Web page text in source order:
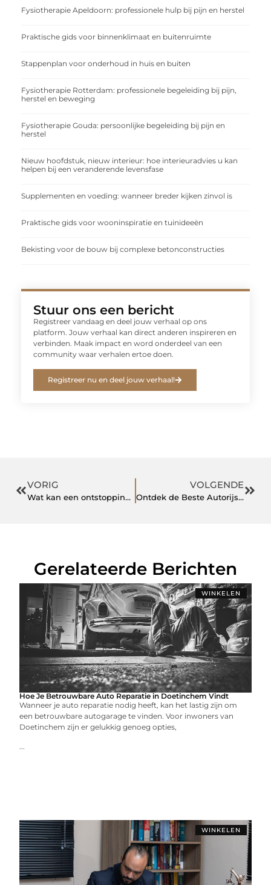
Fysiotherapie Apeldoorn: professionele hulp bij pijn en herstel
Praktische gids voor binnenklimaat en buitenruimte
Stappenplan voor onderhoud in huis en buiten
Fysiotherapie Rotterdam: professionele begeleiding bij pijn,
herstel en beweging
Fysiotherapie Gouda: persoonlijke begeleiding bij pijn en
herstel
Nieuw hoofdstuk, nieuw interieur: hoe interieuradvies u kan
helpen bij een veranderende levensfase
Supplementen en voeding: wanneer breder kijken zinvol is
Praktische gids voor wooninspiratie en tuinideeën
Bekisting voor de bouw bij complexe betonconstructies
Stuur ons een bericht
Registreer vandaag en deel jouw verhaal op ons
platform. Jouw verhaal kan direct anderen inspireren en
verbinden. Maak impact en word onderdeel van een
community waar verhalen ertoe doen.
Registreer nu en deel jouw verhaal!
VORIG
Wat kan een ontstoppingsbedrijf uit het Westland voor jou betekenen?
VOLGENDE
Ontdek de Beste Autorijschool in Berkel en Rodenrijs
Gerelateerde Berichten
WINKELEN
Hoe Je Betrouwbare Auto Reparatie in Doetinchem Vindt
Wanneer je auto reparatie nodig heeft, kan het lastig zijn om
een betrouwbare autogarage te vinden. Voor inwoners van
Doetinchem zijn er gelukkig genoeg opties,
...
WINKELEN